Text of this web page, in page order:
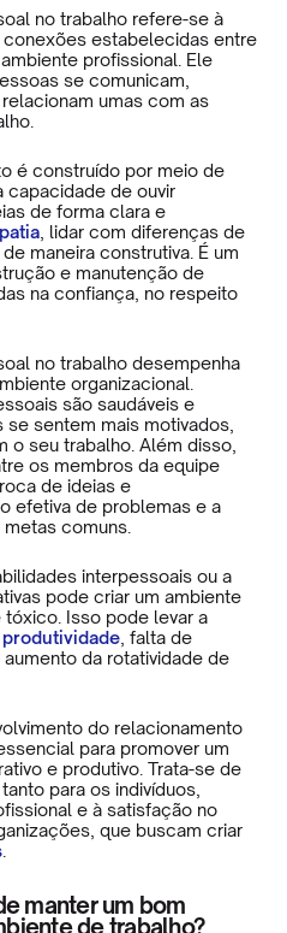
no trabalho refere-se à
estabelecidas entre
profissional. Ele
se comunicam,
umas com as
é construído por meio de
capacidade de ouvir
de forma clara e
, lidar com diferenças de
maneira construtiva. É um
e manutenção de
na confiança, no respeito
no trabalho desempenha
organizacional.
são saudáveis e
sentem mais motivados,
o seu trabalho. Além disso,
os membros da equipe
de ideias e
efetiva de problemas e a
comuns.
interpessoais ou a
pode criar um ambiente
Isso pode levar a
produtividade , falta de
da rotatividade de
do relacionamento
para promover um
e produtivo. Trata-se de
para os indivíduos,
e à satisfação no
que buscam criar
manter um bom
de trabalho?